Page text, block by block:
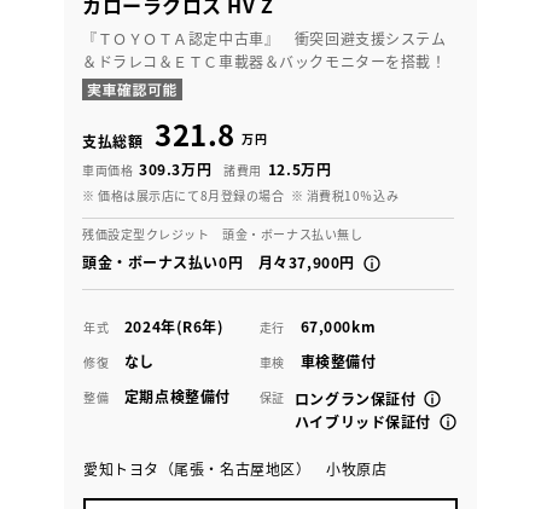
『ＴＯＹＯＴＡ認定中古車』 衝突回避支援システム
＆ドラレコ＆ＥＴＣ車載器＆バックモニターを搭載！
支払総額 321.8 万円
車両価格 309.3万円 諸費用 12.5万円
※ 価格は展示店にて8月登録の場合 ※ 消費税10％込み
残価設定型クレジット 頭金・ボーナス払い無し
頭金・ボーナス払い0円 月々37,900円
年式 2024年(R6年) 走行 67,000km
修復 なし 車検 車検整備付
整備 定期点検整備付 保証
ロングラン保証付
ハイブリッド保証付
愛知トヨタ（尾張・名古屋地区） 小牧原店